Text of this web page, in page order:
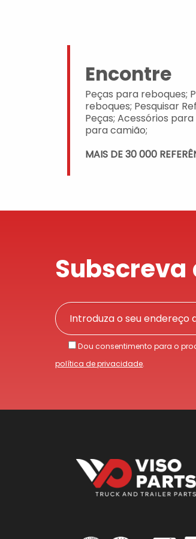
Encontre
Peças para reboques;
reboques; Pesquisar
Peças; Acessórios
para camião;
MAIS DE 30 000
Dou consentimento para o
política de privacidade.